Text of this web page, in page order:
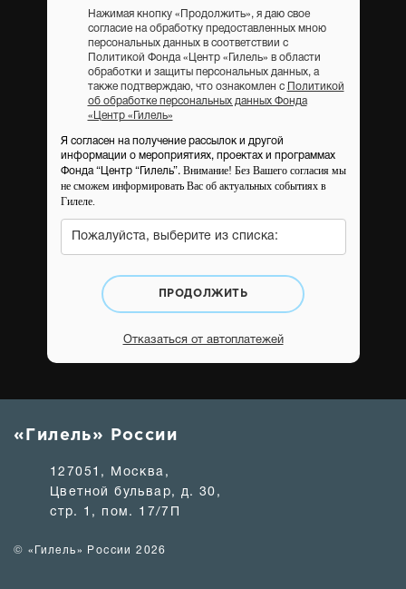
Нажимая кнопку «Продолжить», я даю свое
согласие на обработку предоставленных мною
персональных данных в соответствии с
Политикой Фонда «Центр «Гилель» в области
обработки и защиты персональных данных, а
также подтверждаю, что ознакомлен с
Политикой
об обработке персональных данных Фонда
«Центр «Гилель»
Я согласен на получение рассылок и другой
информации о мероприятиях, проектах и программах
Фонда “Центр “Гилель”. Внимание! Без Вашего согласия мы
не сможем информировать Вас об актуальных событиях в
Гилеле.
Пожалуйста, выберите из списка:
ПРОДОЛЖИТЬ
Отказаться от автоплатежей
«Гилель» России
127051, Москва,
Цветной бульвар, д. 30,
стр. 1, пом. 17/7П
© «Гилель» России 2026